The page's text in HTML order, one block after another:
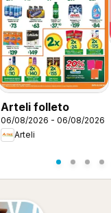
Arteli folleto
06/08/2026 - 06/08/2026
Arteli